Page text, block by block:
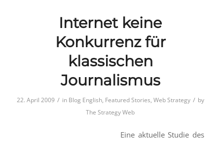
Internet keine
Konkurrenz für
klassischen
Journalismus
22. April 2009 / in Blog English, Featured Stories, Web Strategy / by
The Strategy Web
Eine aktuelle Studie des